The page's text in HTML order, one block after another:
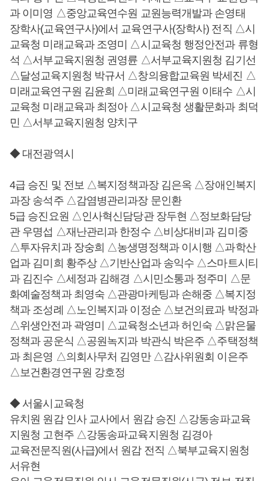
과 이미영 △중앙교육연수원 교원능력개발과 손영태
장학사(교육연구사)에서 교육연구사(장학사) 전직 △시
교육청 미래교육과 조영미 △시교육청 행정안전과 류형
석 △서부교육지원청 권영륜 △서부교육지원청 김기선
△달성교육지원청 박규서 △창의융합교육원 박세진 △
미래교육연구원 김윤희 △미래교육연구원 이태수 △시
교육청 미래교육과 최정아 △시교육청 생활문화과 최덕
민 △서부교육지원청 양치구
◆ 대전광역시
4급 승진 및 전보 △복지정책과장 김은옥 △장애인복지
과장 송석주 △감염병관리과장 문인환
5급 승진요원 △인사혁신담당관 장두현 △정보화담당
관 우명섭 △재난관리과 한정수 △비상대비과 김미중
△투자유치과 장숭희 △농생명정책과 이시행 △과학산
업과 김미희 황주상 △기반산업과 송익수 △스마트시티
과 김진수 △세정과 김해경 △시민소통과 정주미 △문
화예술정책과 최영숙 △관광마케팅과 손해중 △복지정
책과 조성례 △노인복지과 이정순 △보건의료과 박정과
△위생안전과 곽영미 △교육청소년과 허인숙 △맑은물
정책과 공운식 △공원녹지과 박관식 박은주 △주택정책
과 최은영 △의회사무처 김영만 △감사위원회 이은주
△보건환경연구원 강호정
◆ 서울시교육청
유치원 원감 인사 교사에서 원감 승진 △강동송파교육
지원청 고현주 △강동송파교육지원청 김경아
교육전문직원(사급)에서 원감 전직 △북부교육지원청
서유현